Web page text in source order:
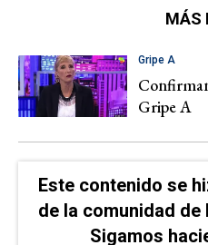
MÁS
Gripe A
Gripe A
Este contenido se
de la comunidad de
Sigamos